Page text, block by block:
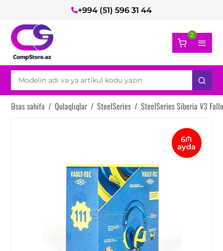
+994 (51) 596 31 44
2
Əsas səhifə / Qulaqlıqlar / SteelSeries / SteelSeries Siberia V3
6₼
ayda